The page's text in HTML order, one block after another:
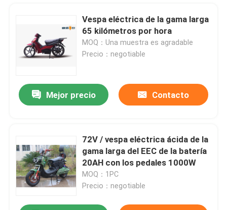
Vespa eléctrica de la gama larga
65 kilómetros por hora
MOQ：Una muestra es agradable
Precio：negotiable
Mejor precio Contacto
72V / vespa eléctrica ácida de la
gama larga del EEC de la batería
20AH con los pedales 1000W
MOQ：1PC
Precio：negotiable